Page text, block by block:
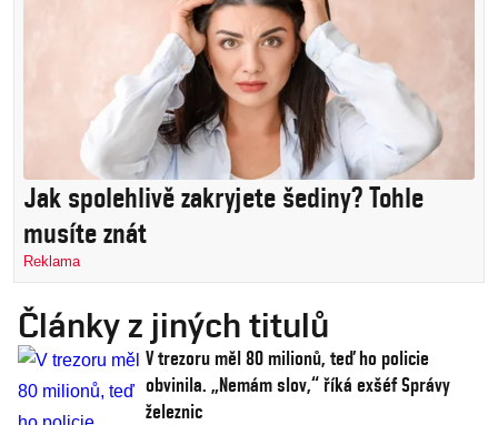
Jak spolehlivě zakryjete šediny? Tohle
musíte znát
Reklama
Články z jiných titulů
V trezoru měl 80 milionů, teď ho policie
obvinila. „Nemám slov,“ říká exšéf Správy
železnic